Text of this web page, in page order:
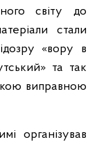
світу до
стали
«вору в
та так
виправною
організував